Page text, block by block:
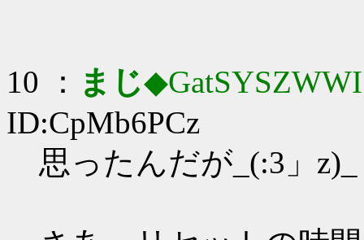
10 ： まじ◆GatSYSZWWI
ID:CpMb6PCz
思ったんだが_(:3」z)_